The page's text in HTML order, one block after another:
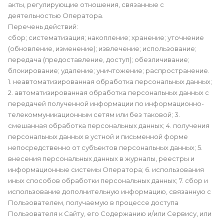
акты, регулирующие отношения, связанные с
деятельностью Оператора.
Перечень действий:
сбор; систематизация; накопление; хранение; уточнение
(обновление, изменение); извлечение; использование;
передача (предоставление, доступ); обезличивание;
блокирование; удаление; уничтожение; распространение.
1. неавтоматизированная обработка персональных данных;
2. автоматизированная обработка персональных данных с
передачей полученной информации по информационно-
телекоммуникационным сетям или без таковой; 3.
смешанная обработка персональных данных; 4. получения
персональных данных в устной и письменной форме
непосредственно от субъектов персональных данных; 5.
внесения персональных данных в журналы, реестры и
информационные системы Оператора; 6. использования
иных способов обработки персональных данных; 7. сбор и
использование дополнительную информацию, связанную с
Пользователем, получаемую в процессе доступа
Пользователя к Сайту, его Содержанию и/или Сервису, или